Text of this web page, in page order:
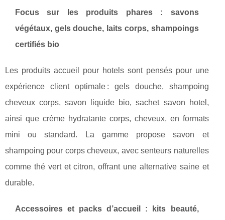
Focus sur les produits phares : savons
végétaux, gels douche, laits corps, shampoings
certifiés bio
Les produits accueil pour hotels sont pensés pour une
expérience client optimale : gels douche, shampoing
cheveux corps, savon liquide bio, sachet savon hotel,
ainsi que crème hydratante corps, cheveux, en formats
mini ou standard. La gamme propose savon et
shampoing pour corps cheveux, avec senteurs naturelles
comme thé vert et citron, offrant une alternative saine et
durable.
Accessoires et packs d’accueil : kits beauté,